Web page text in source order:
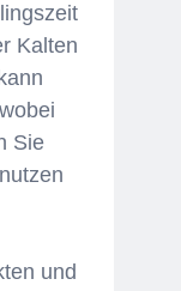
Kalten
Sie
und